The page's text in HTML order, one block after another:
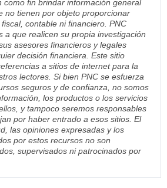
como fin brindar información general
no tienen por objeto proporcionar
contable ni financiero. PNC
a que realicen su propia investigación
asesores financieros y legales
decisión financiera. Este sitio
a sitios de internet para la
lectores. Si bien PNC se esfuerza
seguros y de confianza, no somos
los productos o los servicios
y tampoco seremos responsables
por haber entrado a esos sitios. El
las opiniones expresadas y los
por estos recursos no son
supervisados ni patrocinados por